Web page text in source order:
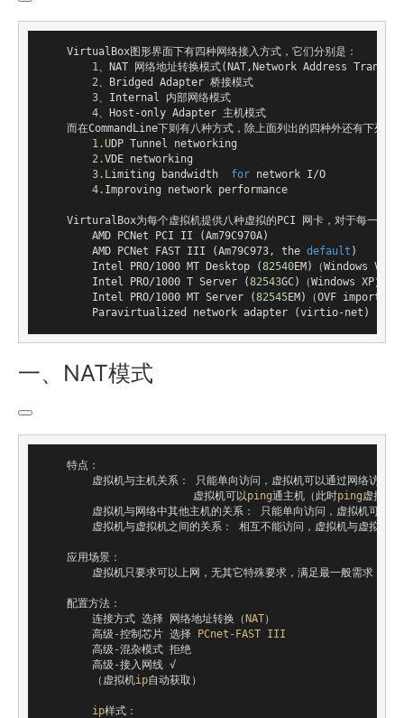
    VirtualBox图形界面下有四种网络接入方式，它们分别是：
1
、NAT 网络地址转换模式(NAT,Network Address
2
Bridged
Adapter 桥接模式
3、Internal 内部网络模式
4、Host -only Adapter 主机模式
而在CommandLine下则有八种方式，除上面列出的四种外还有下列四
1.UDP Tunnel
networking
2.VDE networking
3. L imiting bandwidth for network I/O
4. Improving network performance
VirturalBox为每个虚拟机提供八种虚拟的PCI 网卡，对于每一种虚
AMD
PCNet PCI II (Am79C970A)
AMD
PCNet FAST III (Am79C973, the default )
Intel
PRO/1000 MT Desktop (82540EM) （Windows
Intel
PRO/1000 T Server (82543GC) （Windows XP）
Intel
PRO/1000 MT Server (82545EM) （OVF imports
Paravirtualized
network adapter (virtio-net )
一、NAT模式
    特点：
虚拟机与主机关系： 只能单向访问，虚拟机可以通过网络访问
                        虚拟机可以
ping通主机（此时ping虚拟机
虚拟机与网络中其他主机的关系： 只能单向访问，虚拟机可以
虚拟机与虚拟机之间的关系： 相互不能访问，虚拟机与虚拟机
    应用场景：
        虚拟机只要求可以上网，无其它特殊要求，满足最一般需求
    配置方法：
        连接方式 选择 网络地址转换（
NAT）
        高级
-控制芯片 选择 PCnet-FAST
III
        高级
-混杂模式 拒绝
        高级
-接入网线 √
        （虚拟机
ip自动获取）
ip样式：